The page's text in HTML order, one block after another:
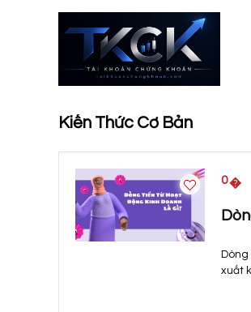
Kiến Thức Cơ Bản
0
xuất